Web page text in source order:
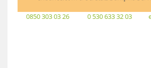
0850 303 03 26 0 530 633 32 03